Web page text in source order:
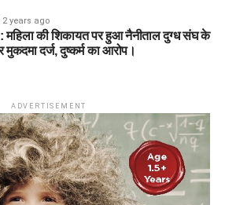
2 years ago
महिला की शिकायत पर हुआ नैनीताल दुग्ध संघ के
मुकदमा दर्ज, दुष्कर्म का आरोप।
ADVERTISEMENT